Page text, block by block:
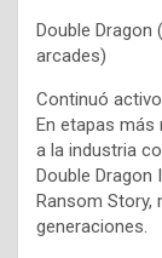
Double
arcades)
Continuó
En etapas más
a la industria
Double Dragon
Ransom Story,
generaciones.